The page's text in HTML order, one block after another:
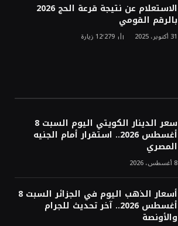
الاستعلام عن نتيجة قرعة الحج 2026
بالرقم القومي
31 أكتوبر، 2025 12٬279 زيارة
سعر الدينار الكويتي اليوم السبت 8
أغسطس 2026.. استقرار أمام الجنيه
المصري
8 أغسطس، 2026
أسعار الذهب اليوم في الجزائر السبت 8
أغسطس 2026.. آخر تحديث للجرام
والأونصة